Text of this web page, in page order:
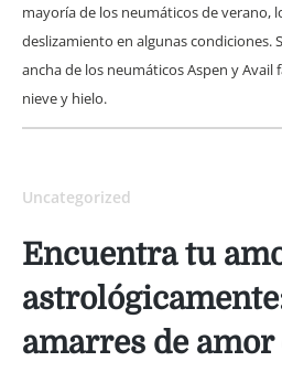
mayoría de los neumáticos de verano,
deslizamiento en algunas condiciones.
ancha de los neumáticos Aspen y Avail
nieve y hielo.
Uncategorized
Encuentra tu
amarres de amor